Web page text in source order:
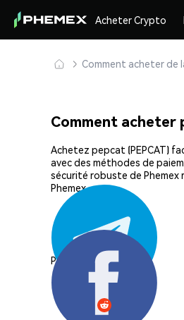
Acheter Crypto
Comment acheter de
Comment acheter
Achetez pepcat (PEPCAT)
avec des méthodes de
sécurité robuste de
Phemex.
Partager: